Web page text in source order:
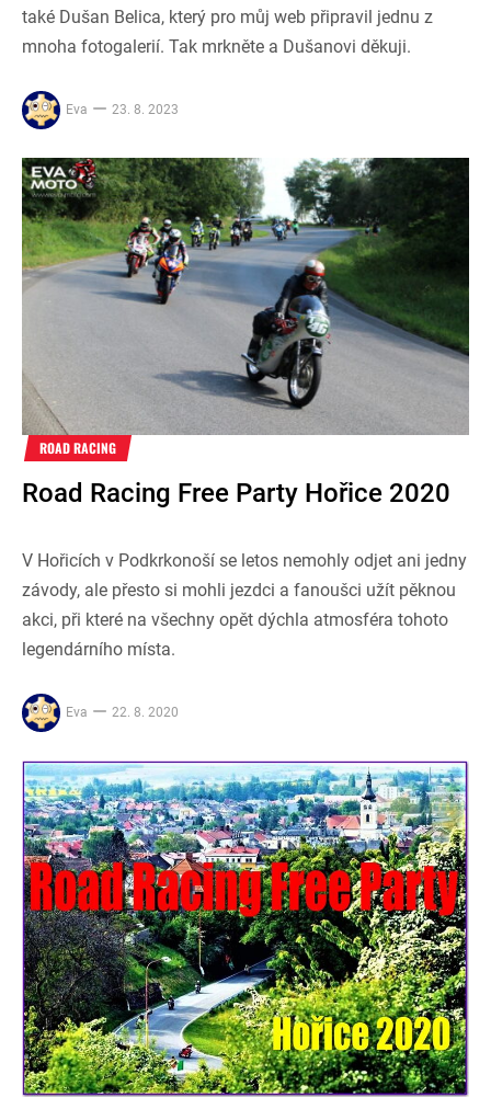
také Dušan Belica, který pro můj web připravil jednu z
mnoha fotogalerií. Tak mrkněte a Dušanovi děkuji.
Eva 23. 8. 2023
ROAD RACING
Road Racing Free Party Hořice 2020
V Hořicích v Podkrkonoší se letos nemohly odjet ani jedny
závody, ale přesto si mohli jezdci a fanoušci užít pěknou
akci, při které na všechny opět dýchla atmosféra tohoto
legendárního místa.
Eva 22. 8. 2020